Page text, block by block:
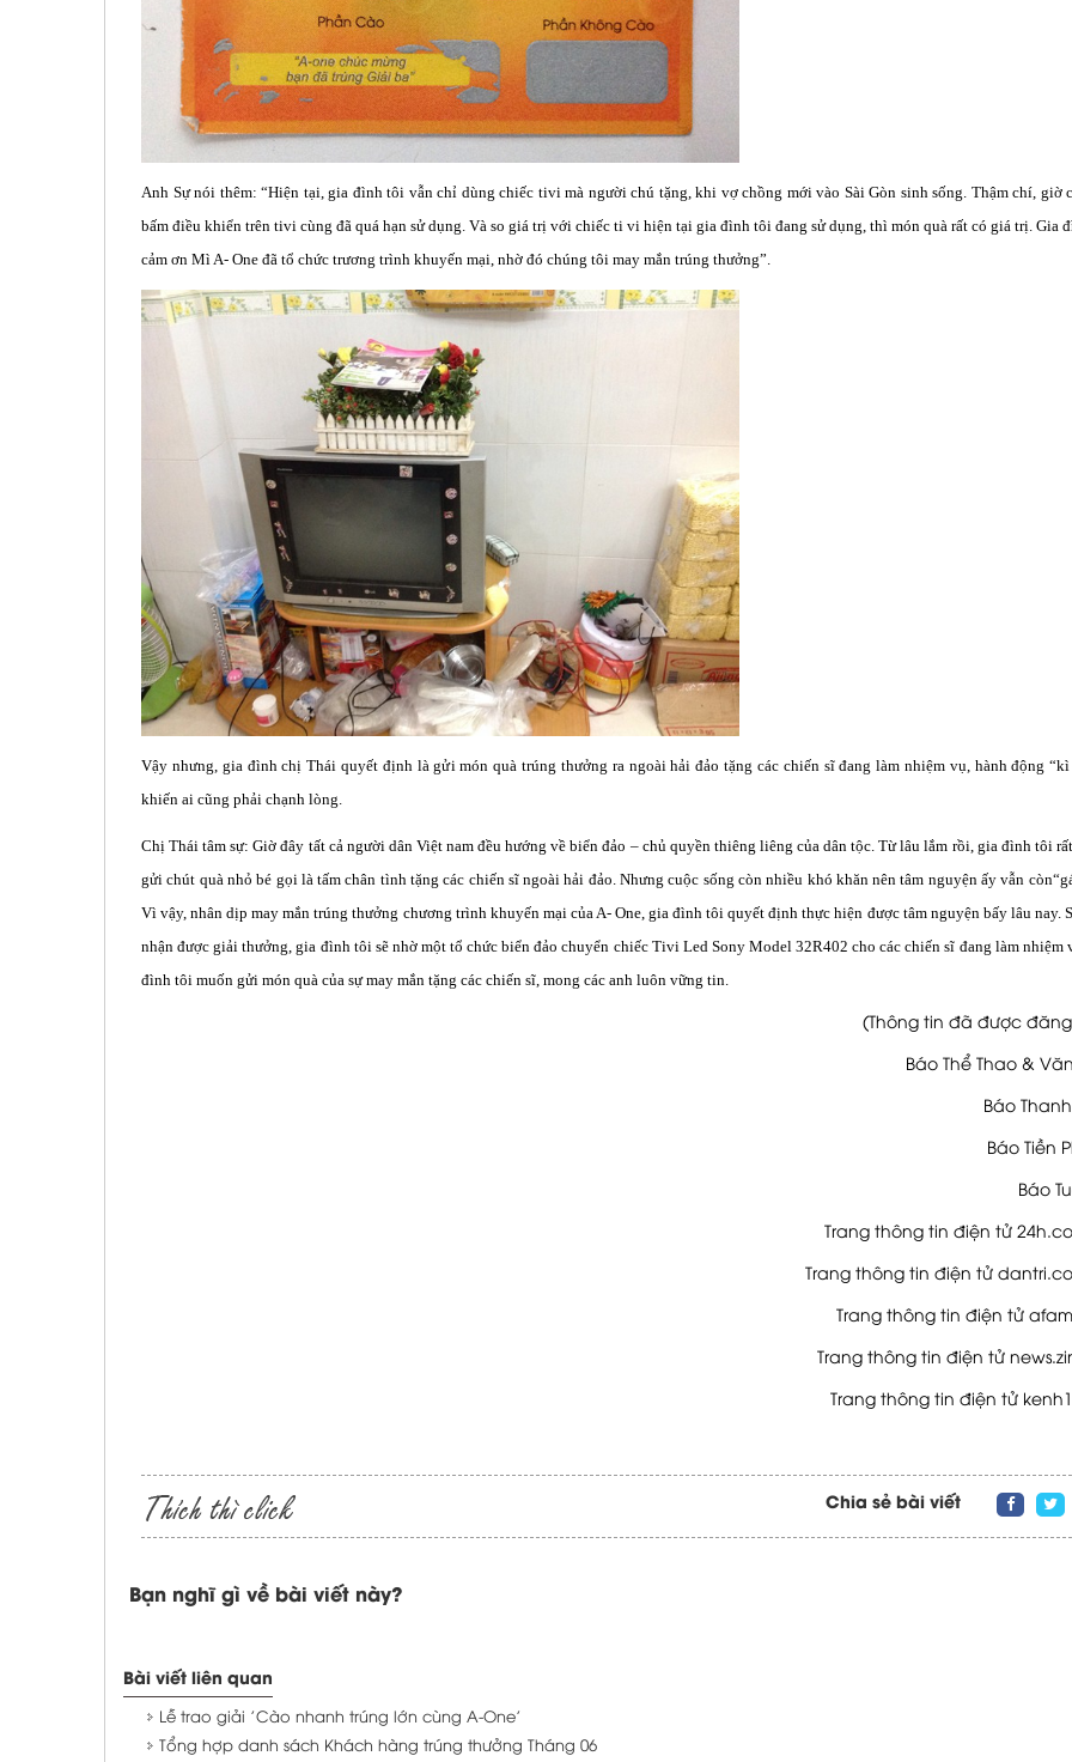
Anh Sự nói thêm: “Hiện tại, gia đình tôi vẫn chỉ dùng chiếc tivi mà người chú tặng, khi vợ chồng mới vào Sài Gòn sinh sống. Thậm chí, giờ
bấm điều khiển trên tivi cùng đã quá hạn sử dụng. Và so giá trị với chiếc ti vi hiện tại gia đình tôi đang sử dụng, thì món quà rất có giá trị. Gia
cảm ơn Mì A- One đã tổ chức trương trình khuyến mại, nhờ đó chúng tôi may mắn trúng thưởng”.
Vậy nhưng, gia đình chị Thái quyết định là gửi món quà trúng thưởng ra ngoài hải đảo tặng các chiến sĩ đang làm nhiệm vụ, hành động
khiến ai cũng phải chạnh lòng.
Chị Thái tâm sự: Giờ đây tất cả người dân Việt nam đều hướng về biển đảo – chủ quyền thiêng liêng của dân tộc. Từ lâu lắm rồi, gia đình tôi
gửi chút quà nhỏ bé gọi là tấm chân tình tặng các chiến sĩ ngoài hải đảo. Nhưng cuộc sống còn nhiều khó khăn nên tâm nguyện ấy vẫn
Vì vậy, nhân dịp may mắn trúng thưởng chương trình khuyến mại của A- One, gia đình tôi quyết định thực hiện được tâm nguyện bấy lâu nay.
nhận được giải thưởng, gia đình tôi sẽ nhờ một tổ chức biển đảo chuyển chiếc Tivi Led Sony Model 32R402 cho các chiến sĩ đang làm nhiệm
đình tôi muốn gửi món quà của sự may mắn tặng các chiến sĩ, mong các anh luôn vững tin.
(Thông tin đã được
Báo Thể Thao &
Báo
Báo Tiền
Báo
Trang thông tin điện tử
Trang thông tin điện tử
Trang thông tin điện tử
Trang thông tin điện tử
Trang thông tin điện tử
Chia sẻ bài viết
Bạn nghĩ gì về bài viết này?
Bài viết liên quan
Lễ trao giải 'Cào nhanh trúng lớn cùng A-One'
Tổng hợp danh sách Khách hàng trúng thưởng Tháng 06